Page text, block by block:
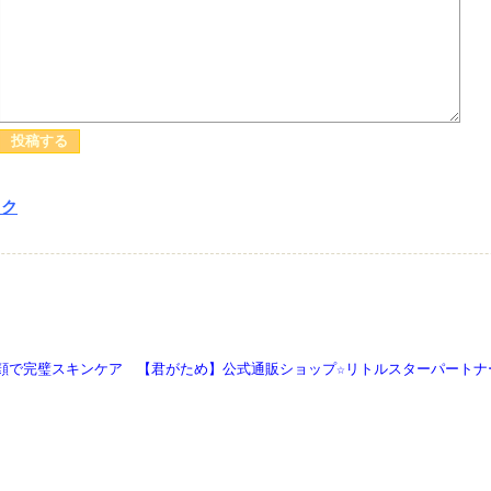
で完璧スキンケア 【君がため】公式通販ショップ☆リトルスターパート